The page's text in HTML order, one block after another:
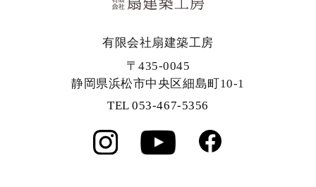
有限会社扇建築工房
〒435-0045
静岡県浜松市中央区細島町10-1
TEL 053-467-5356